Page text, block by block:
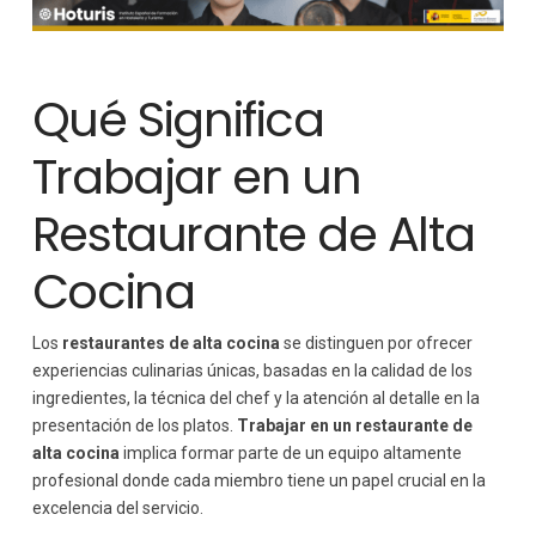
Qué Significa
Trabajar en un
Restaurante de Alta
Cocina
Los restaurantes de alta cocina se distinguen por ofrecer
experiencias culinarias únicas, basadas en la calidad de los
ingredientes, la técnica del chef y la atención al detalle en la
presentación de los platos. Trabajar en un restaurante de
alta cocina implica formar parte de un equipo altamente
profesional donde cada miembro tiene un papel crucial en la
excelencia del servicio.